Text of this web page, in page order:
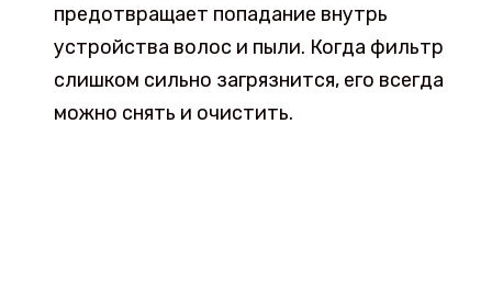
предотвращает попадание внутрь
устройства волос и пыли. Когда фильтр
слишком сильно загрязнится, его всегда
можно снять и очистить.